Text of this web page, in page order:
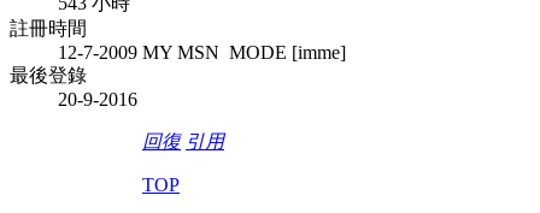
註冊時間
12-7-2009
最後登錄
20-9-2016
MY MSN MODE [imme]
回復 引用
TOP